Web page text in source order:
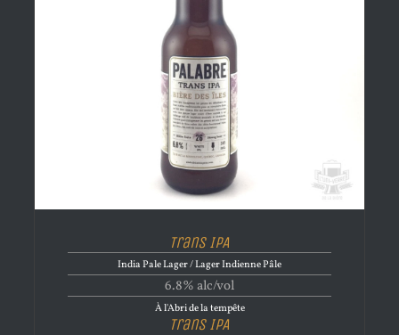
Trans IPA
India Pale Lager / Lager Indienne Pâle
6.8% alc/vol
À l'Abri de la tempête
Trans IPA